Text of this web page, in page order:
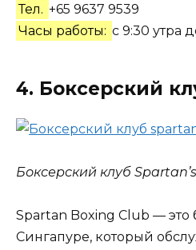
Тел. +65 9637 9539
Часы работы: с 9:30 утра
4. Боксерский
Боксерский клуб Spartan’s
Spartan Boxing Club — это
Сингапуре, который